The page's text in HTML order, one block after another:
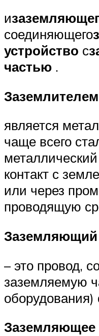
и
соединяющего
устройство с
частью .
Заземлителем
является
чаще всего
контакт с
или через
проводящую
– это провод,
заземляемую
Заземляющее